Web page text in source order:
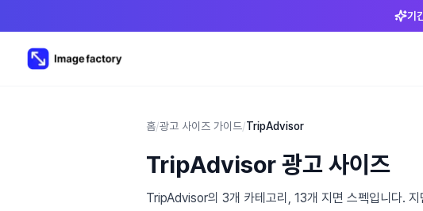
기
홈/광고 사이즈 가이드/TripAdvisor
TripAdvisor 광고 사이즈
TripAdvisor의 3개 카테고리, 13개 지면 스펙입니다.